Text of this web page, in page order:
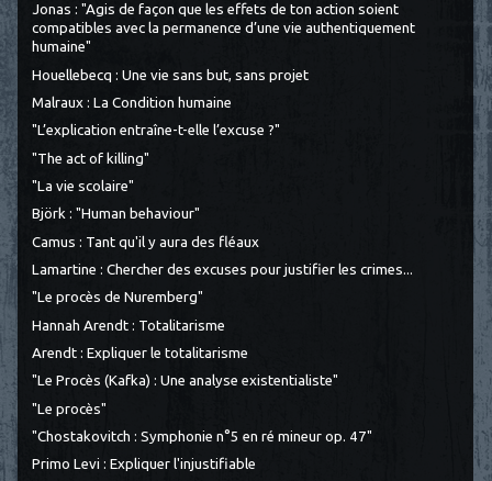
Jonas : "Agis de façon que les effets de ton action soient
compatibles avec la permanence d’une vie authentiquement
humaine"
Houellebecq : Une vie sans but, sans projet
Malraux : La Condition humaine
"L’explication entraîne-t-elle l’excuse ?"
"The act of killing"
"La vie scolaire"
Björk : "Human behaviour"
Camus : Tant qu'il y aura des fléaux
Lamartine : Chercher des excuses pour justifier les crimes...
"Le procès de Nuremberg"
Hannah Arendt : Totalitarisme
Arendt : Expliquer le totalitarisme
"Le Procès (Kafka) : Une analyse existentialiste"
"Le procès"
"Chostakovitch : Symphonie n°5 en ré mineur op. 47"
Primo Levi : Expliquer l'injustifiable